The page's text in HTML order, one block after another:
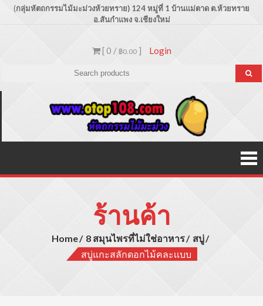
Skip(กลุ่มหัตถกรรมไม้มะม่วงห้วยทราย) 124 หมู่ที่ 1 บ้านแม่ตาด ต.ห้วยทราย
อ.สันกำแพง จ.เชียงใหม่
[ 0 / ฿0.00] Login
ประเภท
ผลิตภัณฑ์
สินค้าไม้
มะม่วง
ร้านค้า
Home 8 สมุนไพรที่ไม่ใช่อาหาร
สบู่
สบู่แกะสลักดอกไม้คละเเบบ